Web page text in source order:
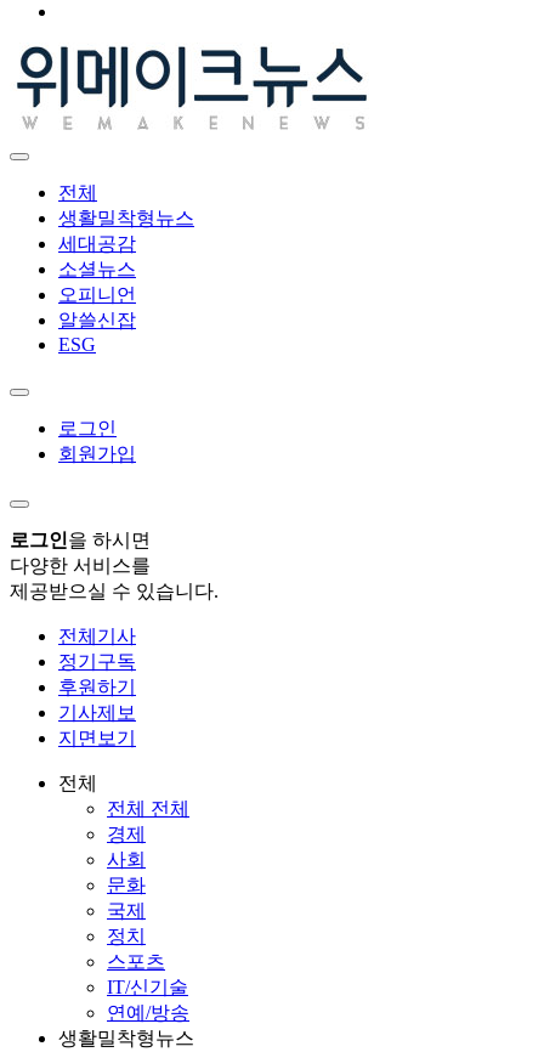
전체
생활밀착형뉴스
세대공감
소셜뉴스
오피니언
알쓸신잡
ESG
로그인
회원가입
로그인을 하시면
다양한 서비스를
제공받으실 수 있습니다.
전체기사
정기구독
후원하기
기사제보
지면보기
전체
전체 전체
경제
사회
문화
국제
정치
스포츠
IT/신기술
연예/방송
생활밀착형뉴스